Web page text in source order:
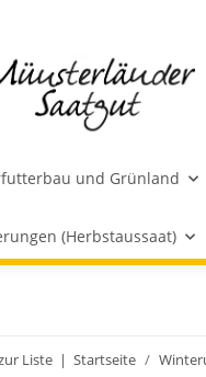
und Grünland
(Herbstaussaat)
Liste Startseite